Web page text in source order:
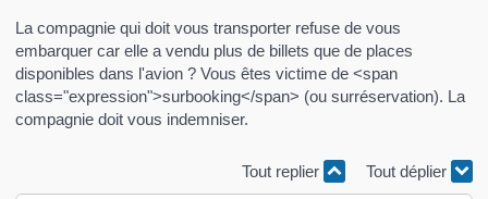
La compagnie qui doit vous transporter refuse de vous
embarquer car elle a vendu plus de billets que de places
disponibles dans l'avion ? Vous êtes victime de <span
class="expression">surbooking</span> (ou surréservation). La
compagnie doit vous indemniser.
Tout replier Tout déplier